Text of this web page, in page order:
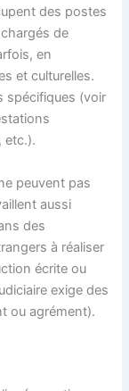
des postes
de
en
et culturelles.
spécifiques (voir
etc.).
peuvent pas
aussi
des
à réaliser
écrite ou
exige des
ou agrément).